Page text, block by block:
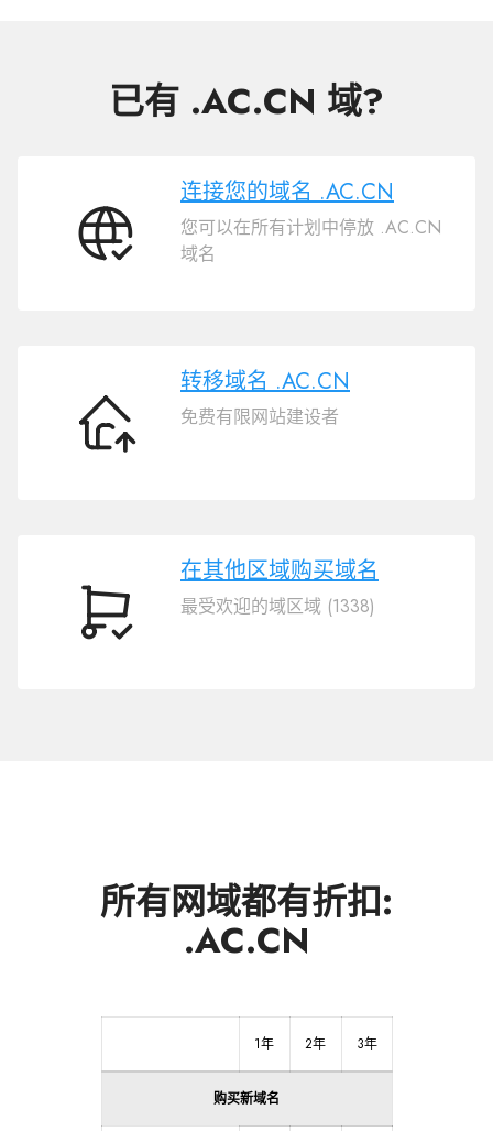
已有 .AC.CN 域?
连
.AC.CN
连接您的域名 .AC.CN
您可以在所有计划中停放 .AC.CN
域名
转
转移域名 .AC.CN
免费有限网站建设者
在
在其他区域购买域名
最受欢迎的域区域 (1338)
所有网域都有折扣:
.AC.CN
1年 2年 3年
购买新域名